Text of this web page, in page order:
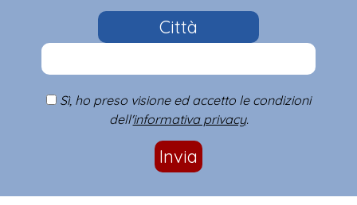
Città
Sì, ho preso visione ed accetto le condizioni
dell'informativa privacy.
Invia